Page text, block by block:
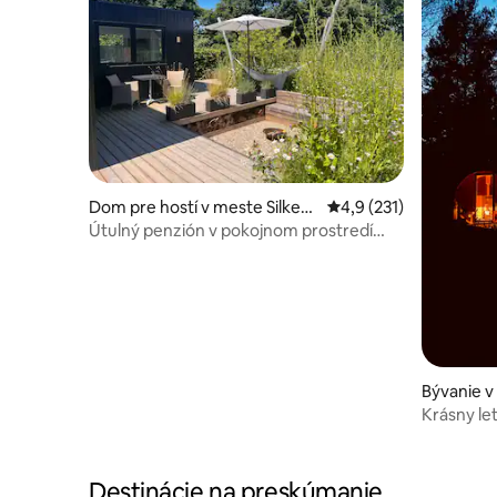
Dom pre hostí v meste Silkeb
org
Priemerné
4,9 (231)
Útulný penzión v pokojnom prostredí
Bývanie
Krásny